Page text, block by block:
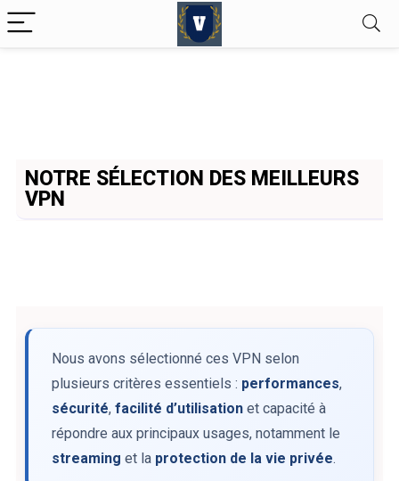
NOTRE SÉLECTION DES MEILLEURS
VPN
Nous avons sélectionné ces VPN selon
plusieurs critères essentiels : performances,
sécurité, facilité d’utilisation et capacité à
répondre aux principaux usages, notamment le
streaming et la protection de la vie privée.